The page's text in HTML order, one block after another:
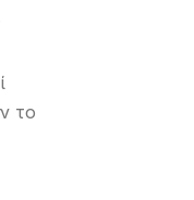
το